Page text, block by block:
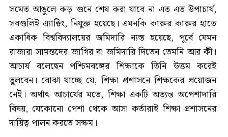
সমেত আঙুলে কড় গুনে শেষ করা যাবে না এত এত উপাচার্য,
সবগুলিই এ্যাক্টিং, নিযুক্ত হয়েছে। এমনকি কারুর কারুর হাতে
একাধিক বিশ্ববিদ্যালয়ের জমিদারি ন্যস্ত হয়েছে, পূর্বে যেমন
রাজারা সামন্তদের জাগির বা জমিদারি দিতেন তেমনি আর কী।
আচার্য বলেছেন পশ্চিমবঙ্গের শিক্ষাকে তিনি উত্তম করেই
তুলবেন। বোঝা যাচ্ছে যে, শিক্ষা প্রশাসনে শিক্ষকের প্রয়োজন
নেই। অর্থাৎ আচার্যের মতে, শিক্ষা একটি অত্যন্ত অপেশাদারি
বিষয়, যেকোনো পেশা থেকে আসা কর্তারাই শিক্ষা প্রশাসনের
দায়িত্ব পালন করতে সক্ষম।